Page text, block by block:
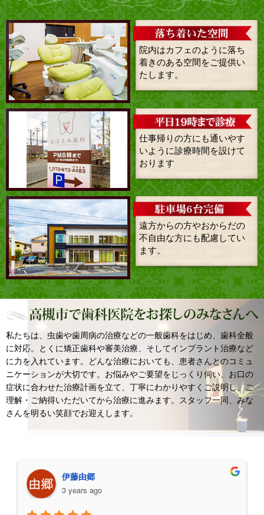
院内はカフェのように落ち
着きのある空間をご提供い
たします。
仕事帰りの方にも通いやす
いように診療時間を設けて
おります
遠方からの方やおからだの
不自由な方にも配慮してい
ます。
私たちは、虫歯や歯周病の治療などの一般歯科をはじめ、歯科全般
に対応。とくに矯正歯科や審美治療、そしてインプラント治療など
に力を入れています。どんな治療においても、患者さんとのコミュ
ニケーションが大切です。お悩みやご要望をじっくり伺い、お口の
症状に合わせた治療計画を立て、丁寧にわかりやすくご説明し、ご
理解・ご納得いただいてから治療に進みます。スタッフ一同、みな
さんを明るい笑顔でお迎えします。
伊藤由郷
3 years ago